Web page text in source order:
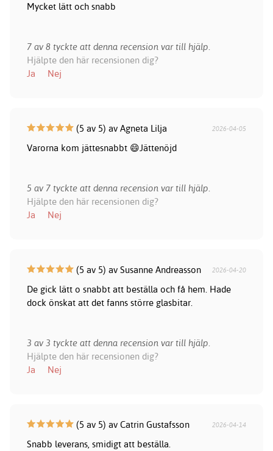
Mycket lätt och snabb
7 av 8 tyckte att denna recension var till hjälp.
Hjälpte den här recensionen dig?
Ja
Nej
(5 av 5) av Agneta Lilja 2026-04-05
Varorna kom jättesnabbt 😄Jättenöjd
5 av 7 tyckte att denna recension var till hjälp.
Hjälpte den här recensionen dig?
Ja
Nej
(5 av 5) av Susanne Andreasson 2026-04-20
De gick lätt o snabbt att beställa och få hem. Hade
dock önskat att det fanns större glasbitar.
3 av 3 tyckte att denna recension var till hjälp.
Hjälpte den här recensionen dig?
Ja
Nej
(5 av 5) av Catrin Gustafsson 2026-04-14
Snabb leverans, smidigt att beställa.